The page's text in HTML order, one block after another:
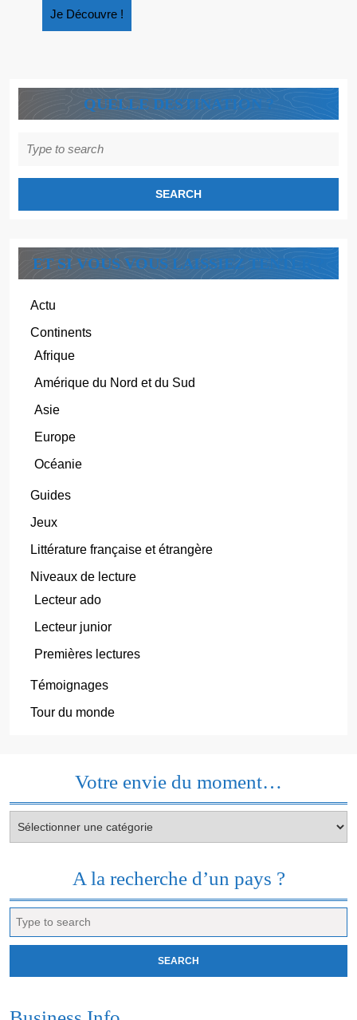
Je Découvre !
Découvre
QUELLE DESTINATION ?
for:
ET SI VOUS VOUS LAISSIEZ TENTER ?
Actu
Continents
Afrique
Amérique du Nord et du Sud
Asie
Europe
Océanie
Guides
Jeux
Littérature française et étrangère
Niveaux de lecture
Lecteur ado
Lecteur junior
Premières lectures
Témoignages
Tour du monde
Votre envie du moment…
envie
A la recherche d’un pays ?
for: